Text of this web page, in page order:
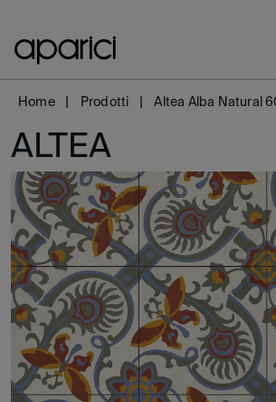
Home Prodotti Altea Alba Natural
ALTEA